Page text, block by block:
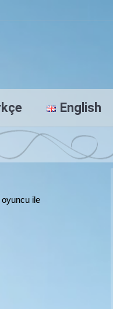
English
oyuncu ile